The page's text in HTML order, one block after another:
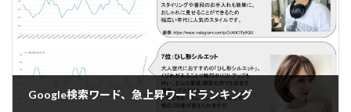
Google検索ワード、急上昇ワードランキング